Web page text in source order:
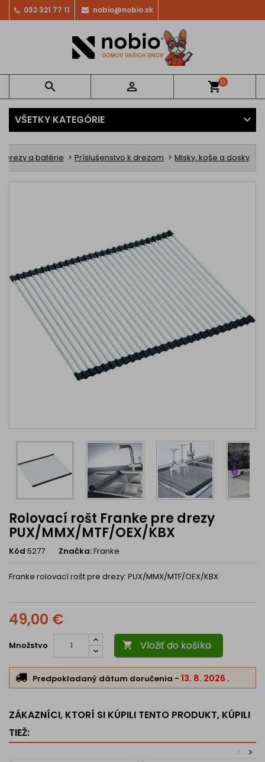
032 321 77 11 nobio@nobio.sk
  shopping_cart0
VŠETKY KATEGÓRIE
Drezy a batérie Príslušenstvo k drezom Misky, koše a dosky
Rolovací rošt Franke pre drezy
PUX/MMX/MTF/OEX/KBX
Kód 5277 Značka:Franke
Franke rolovací rošt pre drezy: PUX/MMX/MTF/OEX/KBX
49,00 €
Množstvo  Vložiť do košíka
Predpokladaný dátum doručenia - 13. 8. 2026 .
ZÁKAZNÍCI, KTORÍ SI KÚPILI TENTO PRODUKT, KÚPILI
TIEŽ:
>
<